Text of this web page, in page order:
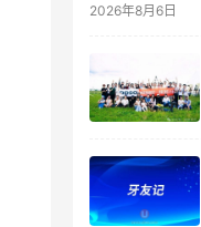
2026年8月6日